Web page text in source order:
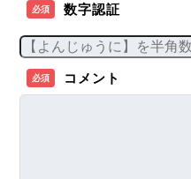
必須 数字認証
必須 コメント